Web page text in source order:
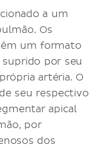
a um
Os
um formato
por seu
artéria. O
seu respectivo
apical
por
dos